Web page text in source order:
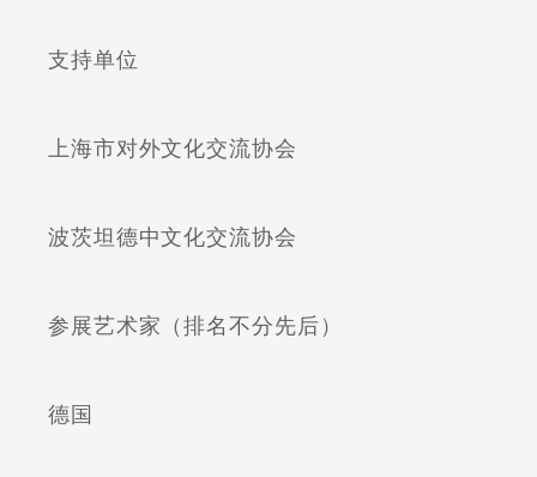
支持单位
上海市对外文化交流协会
波茨坦德中文化交流协会
参展艺术家（排名不分先后）
德国